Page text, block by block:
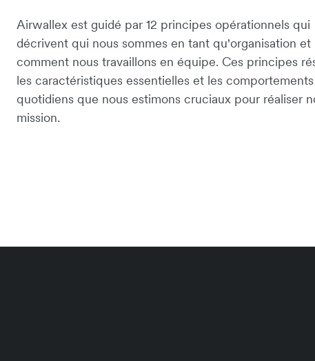
Airwallex est guidé par 12 principes opérationnels qui
décrivent qui nous sommes en tant qu'organisation et
comment nous travaillons en équipe. Ces principes
les caractéristiques essentielles et les comportements
quotidiens que nous estimons cruciaux pour réaliser
mission.